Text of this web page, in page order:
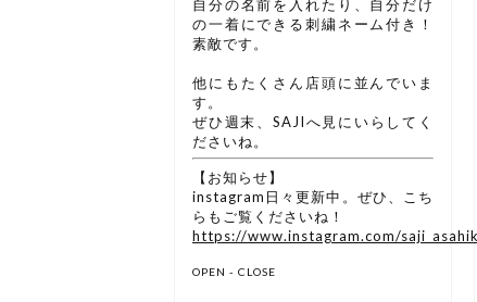
自分の名前を入れたり、自分だけ
の一着にできる刺繍ネーム付き！
素敵です。
他にもたくさん店頭に並んでいま
す。
ぜひ週末、SAJIへ見にいらしてく
ださいね。
【お知らせ】
instagram日々更新中。ぜひ、こち
らもご覧くださいね！
https://www.instagram.com/
OPEN - CLOSE